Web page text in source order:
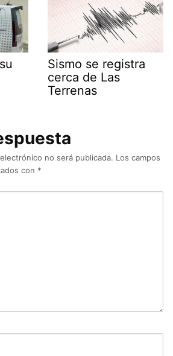
Sismo se registra
cerca de Las
Terrenas
no será publicada. Los campos
con *